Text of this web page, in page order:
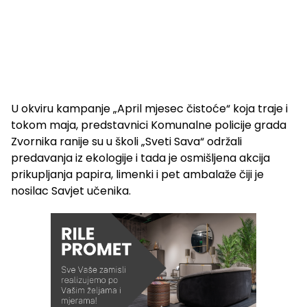
U okviru kampanje „April mjesec čistoće“ koja traje i
tokom maja, predstavnici Komunalne policije grada
Zvornika ranije su u školi „Sveti Sava“ održali
predavanja iz ekologije i tada je osmišljena akcija
prikupljanja papira, limenki i pet ambalaže čiji je
nosilac Savjet učenika.